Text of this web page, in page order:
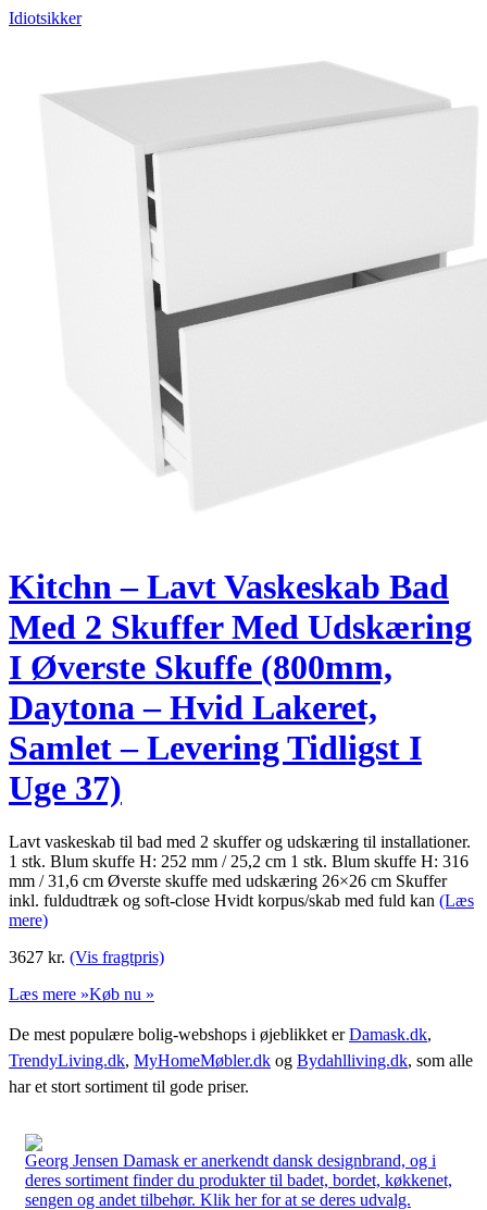
Idiotsikker
Kitchn – Lavt Vaskeskab Bad
Med 2 Skuffer Med Udskæring
I Øverste Skuffe (800mm,
Daytona – Hvid Lakeret,
Samlet – Levering Tidligst I
Uge 37)
Lavt vaskeskab til bad med 2 skuffer og udskæring til installationer.
1 stk. Blum skuffe H: 252 mm / 25,2 cm 1 stk. Blum skuffe H: 316
mm / 31,6 cm Øverste skuffe med udskæring 26×26 cm Skuffer
inkl. fuldudtræk og soft-close Hvidt korpus/skab med fuld kan (Læs
mere)
3627 kr. (Vis fragtpris)
Læs mere »Køb nu »
De mest populære bolig-webshops i øjeblikket erDamask.dk,
TrendyLiving.dk, MyHomeMøbler.dk og Bydahlliving.dk, som alle
har et stort sortiment til gode priser.
Georg Jensen Damask er anerkendt dansk designbrand, og i
deres sortiment finder du produkter til badet, bordet, køkkenet,
sengen og andet tilbehør. Klik her for at se deres udvalg.